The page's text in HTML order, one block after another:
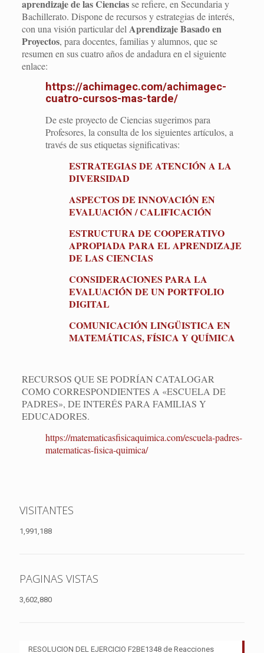
aprendizaje de las Cienciasse refiere, en Secundaria y
Bachillerato. Dispone de recursos y estrategias de interés,
con una visión particular del Aprendizaje Basado en
Proyectos, para docentes, familias y alumnos, que se
resumen en sus cuatro años de andadura en el siguiente
enlace:
https://achimagec.com/achimagec-
cuatro-cursos-mas-tarde/
De este proyecto de Ciencias sugerimos para
Profesores, la consulta de los siguientes artículos, a
través de sus etiquetas significativas:
ESTRATEGIAS DE ATENCIÓN A LA
DIVERSIDAD
ASPECTOS DE INNOVACIÓN EN
EVALUACIÓN / CALIFICACIÓN
ESTRUCTURA DE COOPERATIVO
APROPIADA PARA EL APRENDIZAJE
DE LAS CIENCIAS
CONSIDERACIONES PARA LA
EVALUACIÓN DE UN PORTFOLIO
DIGITAL
COMUNICACIÓN LINGÜISTICA EN
MATEMÁTICAS, FÍSICA Y QUÍMICA
RECURSOS QUE SE PODRÍAN CATALOGAR
COMO CORRESPONDIENTES A «ESCUELA DE
PADRES», DE INTERÉS PARA FAMILIAS Y
EDUCADORES.
https://matematicasfisicaquimica.com/escuela-padres-
matematicas-fisica-quimica/
VISITANTES
1,991,188
PAGINAS VISTAS
3,602,880
RESOLUCION DEL EJERCICIO F2BE1348 de Reacciones